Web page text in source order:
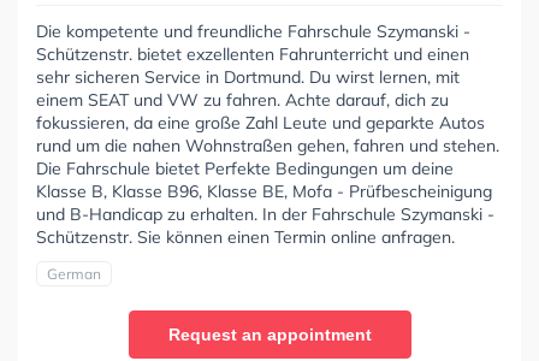
Die kompetente und freundliche Fahrschule Szymanski -
Schützenstr. bietet exzellenten Fahrunterricht und einen
sehr sicheren Service in Dortmund. Du wirst lernen, mit
einem SEAT und VW zu fahren. Achte darauf, dich zu
fokussieren, da eine große Zahl Leute und geparkte Autos
rund um die nahen Wohnstraßen gehen, fahren und stehen.
Die Fahrschule bietet Perfekte Bedingungen um deine
Klasse B, Klasse B96, Klasse BE, Mofa - Prüfbescheinigung
und B-Handicap zu erhalten. In der Fahrschule Szymanski -
Schützenstr. Sie können einen Termin online anfragen.
German
Request an appointment